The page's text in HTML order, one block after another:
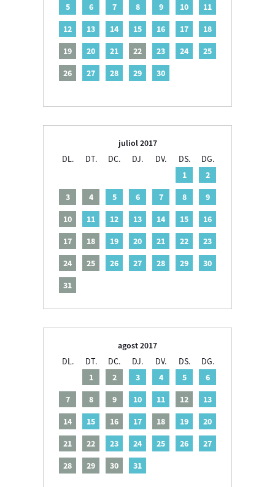
5
6 7 8 9 10
11
12
13 14 15 16 17
18
19
20 21 22 23 24
25
26
27 28 29 30
juliol 2017
DL.
DT. DC. DJ. DV. DS.
DG.
1
2
3
4 5 6 7 8
9
10
11 12 13 14 15
16
17
18 19 20 21 22
23
24
25 26 27 28 29
30
31
agost 2017
DL.
DT. DC. DJ. DV. DS.
DG.
1
2 3 4 5
6
7
8 9 10 11 12
13
14
15 16 17 18 19
20
21
22 23 24 25 26
27
28
29 30 31